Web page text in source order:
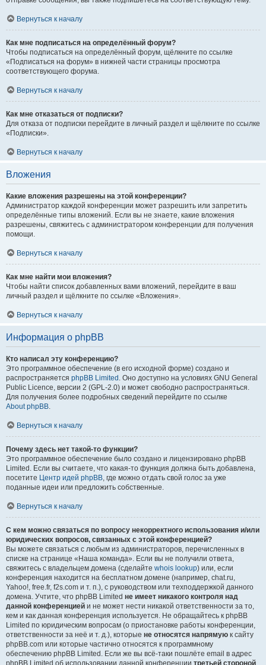
Вернуться к началу
Как мне подписаться на определённый форум?
Чтобы подписаться на определённый форум, щёлкните по ссылке
«Подписаться на форум» в нижней части страницы просмотра
соответствующего форума.
Вернуться к началу
Как мне отказаться от подписки?
Для отказа от подписки перейдите в личный раздел и щёлкните по ссылке
«Подписки».
Вернуться к началу
Вложения
Какие вложения разрешены на этой конференции?
Администратор каждой конференции может разрешить или запретить
определённые типы вложений. Если вы не знаете, какие вложения
разрешены, свяжитесь с администратором конференции для получения
помощи.
Вернуться к началу
Как мне найти мои вложения?
Чтобы найти список добавленных вами вложений, перейдите в ваш
личный раздел и щёлкните по ссылке «Вложения».
Вернуться к началу
Информация о phpBB
Кто написал эту конференцию?
Это программное обеспечение (в его исходной форме) создано и
распространяется phpBB Limited . Оно доступно на условиях GNU General
Public Licence, версии 2 (GPL-2.0) и может свободно распространяться.
Для получения более подробных сведений перейдите по ссылке
About phpBB.
Вернуться к началу
Почему здесь нет такой-то функции?
Это программное обеспечение было создано и лицензировано phpBB
Limited. Если вы считаете, что какая-то функция должна быть добавлена,
посетите Центр идей phpBB, где можно отдать свой голос за уже
поданные идеи или предложить собственные.
Вернуться к началу
С кем можно связаться по вопросу некорректного использования и/или
юридических вопросов, связанных с этой конференцией?
Вы можете связаться с любым из администраторов, перечисленных в
списке на странице «Наша команда». Если вы не получили ответа,
свяжитесь с владельцем домена (сделайте whois lookup) или, если
конференция находится на бесплатном домене (например, chat.ru,
Yahoo!, free.fr, f2s.com и т. п.), с руководством или техподдержкой данного
домена. Учтите, что phpBB Limited не имеет никакого контроля над
данной конференцией и не может нести никакой ответственности за то,
кем и как данная конференция используется. Не обращайтесь к phpBB
Limited по юридическим вопросам (о приостановке работы конференции,
ответственности за неё и т. д.), которые не относятся напрямую к сайту
phpBB.com или которые частично относятся к программному
обеспечению phpBB Limited. Если же вы всё-таки пошлёте email в адрес
phpBB Limited об использовании данной конференции третьей стороной